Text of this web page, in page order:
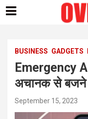
contentBUSINESS GADGETS
Emergency
अचानक से बजने
September 15, 2023